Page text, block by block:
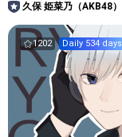
久保 姫菜乃（AKB48）
1202 Daily 534 days